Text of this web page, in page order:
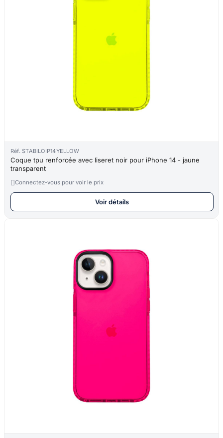
Réf. STABILOIP14YELLOW
Coque tpu renforcée avec liseret noir pour iPhone 14 - jaune
transparent
Connectez-vous pour voir le prix
Voir détails